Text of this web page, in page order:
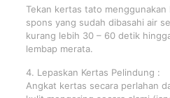
Tekan kertas tato
spons yang sudah dibasahi air
kurang lebih 30 – 60 detik
lembap merata.
4. Lepaskan Kertas Pelindung :
Angkat kertas secara perlahan